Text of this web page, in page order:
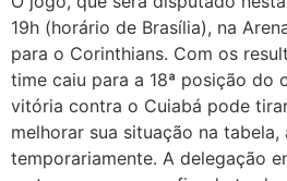
19h (horário de Brasília), na
para o Corinthians. Com os
time caiu para a 18ª posição do
vitória contra o Cuiabá pode
melhorar sua situação na tabela,
temporariamente. A delegação